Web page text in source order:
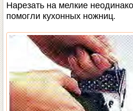
Нарезать на мелкие
помогли кухонных ножниц.